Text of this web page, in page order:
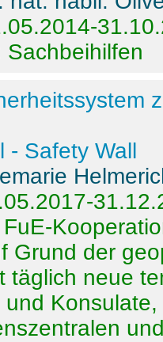
Sachbeihilfen
- Safety Wall
Grund der
täglich neue
und